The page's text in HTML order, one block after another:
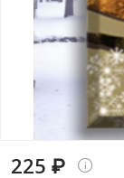
225 ₽